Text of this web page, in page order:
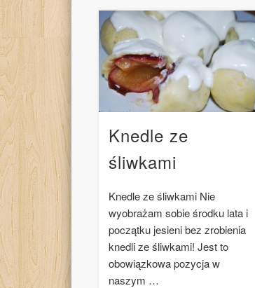
Knedle ze
śliwkami
Knedle ze śliwkami Nie
wyobrażam sobie środku lata i
początku jesieni bez zrobienia
knedli ze śliwkami! Jest to
obowiązkowa pozycja w
naszym …